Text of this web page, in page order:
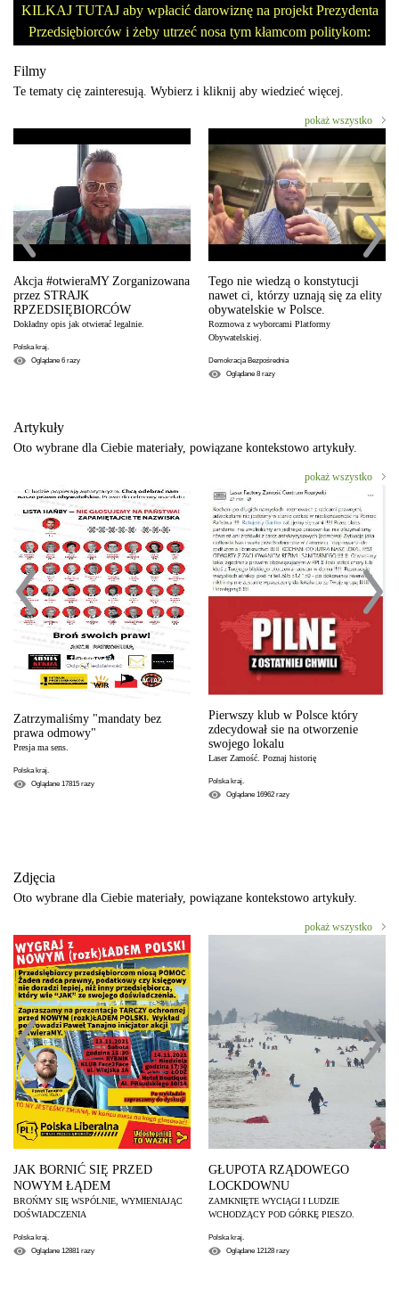
KILKAJ TUTAJ aby wpłacić darowiznę na projekt Prezydenta
Przedsiębiorców i żeby utrzeć nosa tym kłamcom politykom:
Filmy
Te tematy cię zainteresują. Wybierz i kliknij aby wiedzieć więcej.
pokaż wszystko
Akcja #otwieraMY Zorganizowana
przez STRAJK
RPZEDSIĘBIORCÓW
Dokładny opis jak otwierać legalnie.
Polska kraj.
Oglądane 6 razy
Tego nie wiedzą o konstytucji
nawet ci, którzy uznają się za elity
obywatelskie w Polsce.
Rozmowa z wyborcami Platformy
Obywatelskiej.
Demokracja Bezpośrednia
Oglądane 8 razy
Artykuły
Oto wybrane dla Ciebie materiały, powiązane kontekstowo artykuły.
pokaż wszystko
Zatrzymaliśmy "mandaty bez
prawa odmowy"
Presja ma sens.
Polska kraj.
Oglądane 17815 razy
Pierwszy klub w Polsce który
zdecydował sie na otworzenie
swojego lokalu
Laser Zamość. Poznaj historię
Polska kraj.
Oglądane 16962 razy
Zdjęcia
Oto wybrane dla Ciebie materiały, powiązane kontekstowo artykuły.
pokaż wszystko
JAK BORNIĆ SIĘ PRZED
NOWYM ŁĄDEM
BROŃMY SIĘ WSPÓLNIE, WYMIENIAJĄC
DOŚWIADCZENIA
Polska kraj.
Oglądane 12881 razy
GŁUPOTA RZĄDOWEGO
LOCKDOWNU
ZAMKNIĘTE WYCIĄGI I LUDZIE
WCHODZĄCY POD GÓRKĘ PIESZO.
Polska kraj.
Oglądane 12128 razy